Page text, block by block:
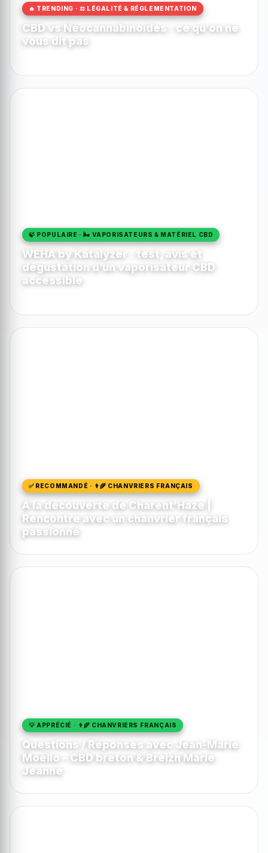
🔥 TRENDING · ⚖️ LÉGALITÉ & RÉGLEMENTATION
CBD vs Néocannabinoïdes : ce qu’on ne
vous dit pas
🍃 POPULAIRE · 🌬️ VAPORISATEURS & MATÉRIEL CBD
WEHA by Katalyzer : test, avis et
dégustation d’un vaporisateur CBD
accessible
✅ RECOMMANDÉ · 👨‍🌾 CHANVRIERS FRANÇAIS
À la découverte de Charent’Haze |
Rencontre avec un chanvrier français
passionné
💡 APPRÉCIÉ · 👨‍🌾 CHANVRIERS FRANÇAIS
Questions / Réponses avec Jean-Marie
Moëllo – CBD breton & Breizh Marie
Jeanne